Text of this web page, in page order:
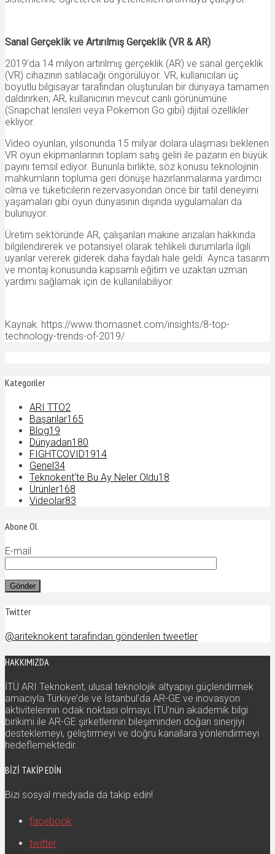
Sanal Gerçeklik ve Artırılmış Gerçeklik (VR & AR)
2019’da 14 milyon artırılmış gerçeklik (AR) ve sanal gerçeklik
(VR) cihazının satılacağı öngörülüyor. VR, kullanıcıları üç
boyutlu bilgisayar tarafından oluşturulan bir dünyaya tamamen
daldırırken; AR, kullanıcının mevcut canlı görünümüne
(Snapchat lensleri veya Pokemon Go gibi) dijital özellikler
ekliyor.
Video oyunları, yılsonunda 15 milyar dolara ulaşması beklenen
VR oyun ekipmanlarının toplam satış geliri ile pazarın en büyük
payını temsil ediyor. Bununla birlikte, söz konusu teknolojinin
mahkumların topluma geri dönüşe hazırlanmalarına yardımcı
olma ve tüketicilerin rezervasyondan önce bir tatil deneyimi
yaşamaları gibi oyun dünyasının dışında uygulamaları da
bulunuyor.
Üretim sektöründe AR, çalışanları makine arızaları hakkında
bilgilendirerek ve potansiyel olarak tehlikeli durumlarla ilgili
uyarılar vererek giderek daha faydalı hale geldi. Ayrıca tasarım
ve montaj konusunda kapsamlı eğitim ve uzaktan uzman
yardımı sağlamak için de kullanılabiliyor.
Kaynak: https://www.thomasnet.com/insights/8-top-
technology-trends-of-2019/
Kategoriler
ARI TTO2
Başarılar165
Blog19
Dünyadan180
FIGHTCOVID1914
Genel 34
Teknokent'te Bu Ay Neler Oldu18
Ürünler168
Videolar83
Abone Ol
E-mail
Twitter
@ariteknokent tarafından gönderilen tweetler
HAKKIMIZDA
İTÜ ARI Teknokent, ulusal teknolojik altyapıyı güçlendirmek
amacıyla Türkiye’de ve İstanbul’da AR-GE ve inovasyon
aktivitelerinin odak noktası olmayı; İTÜ’nün akademik bilgi
birikimi ile AR-GE şirketlerinin bileşiminden doğan sinerjiyi
desteklemeyi, geliştirmeyi ve doğru kanallara yönlendirmeyi
hedeflemektedir.
BIZI TAKIP EDIN
Bizi sosyal medyada da takip edin!
facebook
twitter